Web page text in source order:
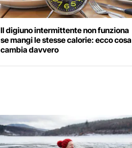
Il digiuno intermittente non funziona
se mangi le stesse calorie: ecco cosa
cambia davvero